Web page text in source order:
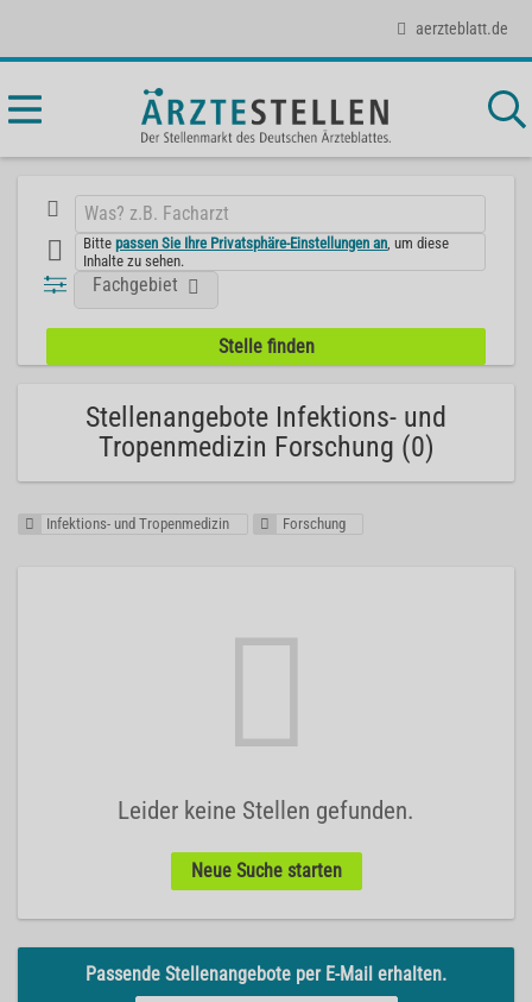
aerzteblatt.de
Bittepassen Sie Ihre Privatsphäre-Einstellungen an , um diese
Inhalte zu sehen.
Fachgebiet
Stellenangebote Infektions- und
Tropenmedizin Forschung (0)
Infektions- und Tropenmedizin Forschung
Leider keine Stellen gefunden.
Neue Suche starten
Passende Stellenangebote per E-Mail erhalten.